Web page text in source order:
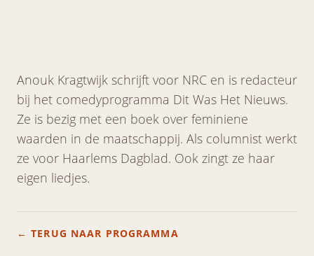
Anouk Kragtwijk schrijft voor NRC en is redacteur
bij het comedyprogramma Dit Was Het Nieuws.
Ze is bezig met een boek over feminiene
waarden in de maatschappij. Als columnist werkt
ze voor Haarlems Dagblad. Ook zingt ze haar
eigen liedjes.
← TERUG NAAR PROGRAMMA